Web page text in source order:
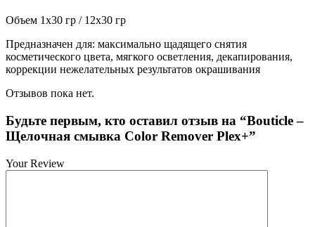
Объем 1х30 гр / 12х30 гр
Предназначен для: максимально щадящего снятия
косметического цвета, мягкого осветления, декапирования,
коррекции нежелательных результатов окрашивания
Отзывов пока нет.
Будьте первым, кто оставил отзыв на “Bouticle –
Щелочная смывка Color Remover Plex+”
Your Review